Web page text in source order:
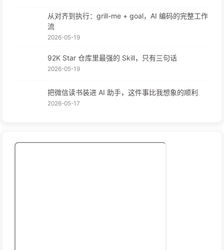
从对齐到执行：grill-me + goal，AI 编码的完整工作
流
2026-05-19
92K Star 仓库里最强的 Skill，只有三句话
2026-05-19
把微信读书装进 AI 助手，这件事比我想象的顺利
2026-05-17